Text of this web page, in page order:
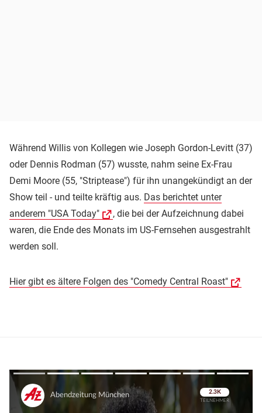
Während Willis von Kollegen wie Joseph Gordon-Levitt (37)
oder Dennis Rodman (57) wusste, nahm seine Ex-Frau
Demi Moore (55, "Striptease") für ihn unangekündigt an der
Show teil - und teilte kräftig aus. Das berichtet unter
anderem "USA Today"
, die bei der Aufzeichnung dabei
waren, die Ende des Monats im US-Fernsehen ausgestrahlt
werden soll.
Hier gibt es ältere Folgen des "Comedy Central Roast"
Überspringen